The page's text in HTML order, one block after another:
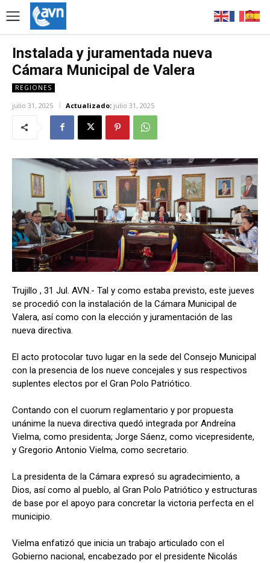
Instalada y juramentada nueva
Cámara Municipal de Valera
REGIONES
julio 31, 2025 Actualizado: julio 31, 2025
Trujillo , 31 Jul. AVN.- Tal y como estaba previsto, este jueves
se procedió con la instalación de la Cámara Municipal de
Valera, así como con la elección y juramentación de las
nueva directiva.
El acto protocolar tuvo lugar en la sede del Consejo Municipal
con la presencia de los nueve concejales y sus respectivos
suplentes electos por el Gran Polo Patriótico.
Contando con el cuorum reglamentario y por propuesta
unánime la nueva directiva quedó integrada por Andreína
Vielma, como presidenta; Jorge Sáenz, como vicepresidente,
y Gregorio Antonio Vielma, como secretario.
La presidenta de la Cámara expresó su agradecimiento, a
Dios, así como al pueblo, al Gran Polo Patriótico y estructuras
de base por el apoyo para concretar la victoria perfecta en el
municipio.
Vielma enfatizó que inicia un trabajo articulado con el
Gobierno nacional, encabezado por el presidente Nicolás